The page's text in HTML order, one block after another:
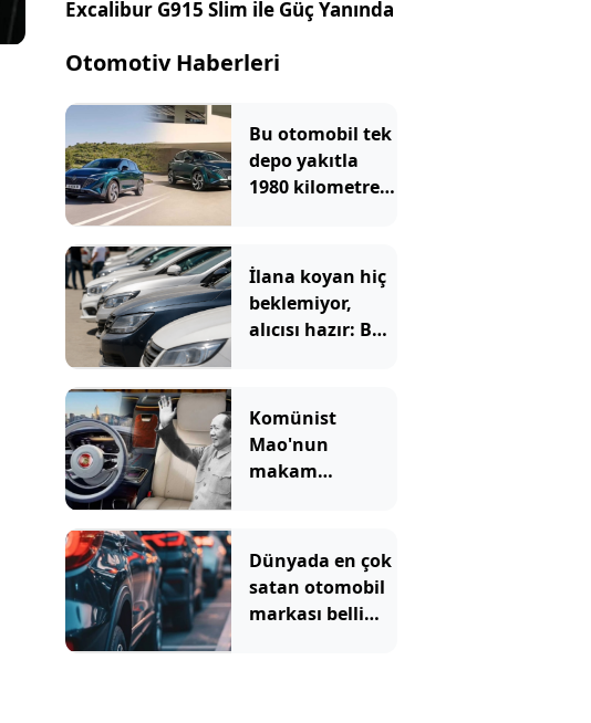
Excalibur G915 Slim ile Güç Yanında
Otomotiv Haberleri
Bu otomobil tek
depo yakıtla
1980 kilometre
akla gelen
olmadı
İlana koyan hiç
beklemiyor,
alıcısı hazır: Bu
gidiyor
Komünist
Mao'nun
makam
oyuncağı oldu
Dünyada en çok
satan otomobil
markası belli